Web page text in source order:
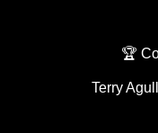
🏆
Terry